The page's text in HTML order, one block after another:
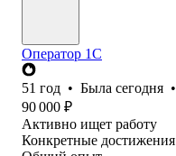
Оператор 1С
51 год • Была сегодня •
90 000 ₽
Активно ищет работу
Конкретные достижения